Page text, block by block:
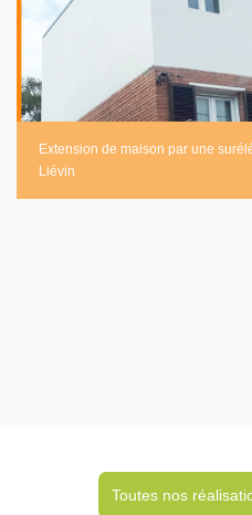
Extension de maison par une
Liévin
Toutes nos